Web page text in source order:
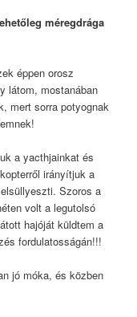
méregdrága
éppen orosz
látom, mostanában
mert sorra potyognak
a yacthjainkat és
irányítjuk a
Szoros a
volt a legutolsó
hajóját küldtem a
fordulatosságán!!!
jó móka, és közben